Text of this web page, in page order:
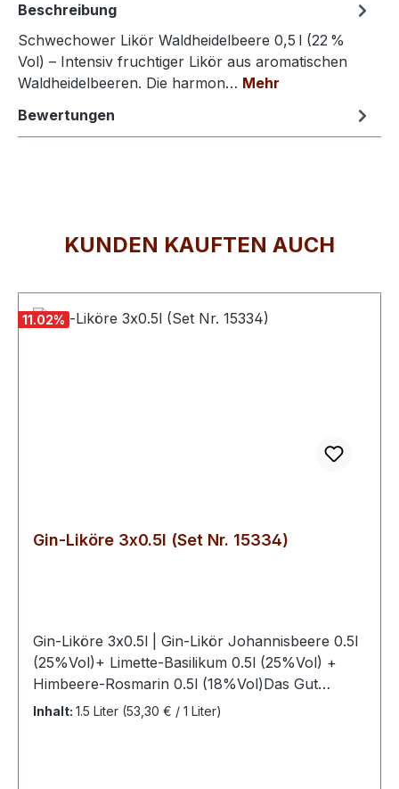
Beschreibung
Schwechower Likör Waldheidelbeere 0,5 l (22 %
Vol) – Intensiv fruchtiger Likör aus aromatischen
Waldheidelbeeren. Die harmon… Mehr
Bewertungen
KUNDEN KAUFTEN AUCH
11.02%
Gin-Liköre 3x0.5l (Set Nr. 15334)
Gin-Liköre 3x0.5l | Gin-Likör Johannisbeere 0.5l
(25%Vol)+ Limette-Basilikum 0.5l (25%Vol) +
Himbeere-Rosmarin 0.5l (18%Vol)Das Gut
Schwechow Schwechower Gin Liköre Set
Inhalt: 1.5 Liter (53,30 € / 1 Liter)